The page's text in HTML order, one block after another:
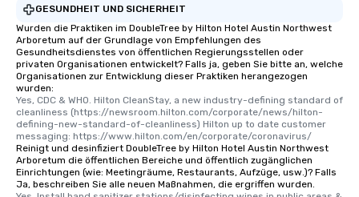
for groups that desire an extra luxe
experience, we can also arrange for
an evening helicopter ride over the
glittering lights of The Strip. A
Memorable Experience for All Lip
Smacking Foodie Tours offers a way
to gather and dine that few have
experienced, and all are sure to
remember. Our one-of-a-kind tours
are special, from the first stop to the
last. It’s an experience that attendees
GESUNDHEIT UND SICHERHEIT
Wurden die Praktiken im DoubleTree by Hilton Hotel Austin Northwest
Arboretum auf der Grundlage von Empfehlungen des
Gesundheitsdienstes von öffentlichen Regierungsstellen oder
privaten Organisationen entwickelt? Falls ja, geben Sie bitte an, welche
Organisationen zur Entwicklung dieser Praktiken herangezogen
wurden:
Yes, CDC & WHO. Hilton CleanStay, a new industry-defining standard of
cleanliness (https://newsroom.hilton.com/corporate/news/hilton-
defining-new-standard-of-cleanliness) Hilton up to date customer
messaging: https://www.hilton.com/en/corporate/coronavirus/
Reinigt und desinfiziert DoubleTree by Hilton Hotel Austin Northwest
Arboretum die öffentlichen Bereiche und öffentlich zugänglichen
Einrichtungen (wie: Meetingräume, Restaurants, Aufzüge, usw.)? Falls
Ja, beschreiben Sie alle neuen Maßnahmen, die ergriffen wurden.